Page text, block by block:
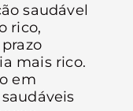
saudável
rico,
mais rico.
em